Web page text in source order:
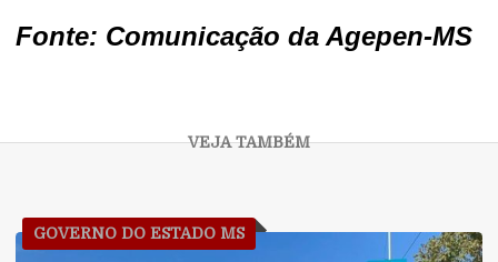
Fonte: Comunicação da Agepen-MS
GOVERNO DO ESTADO MS